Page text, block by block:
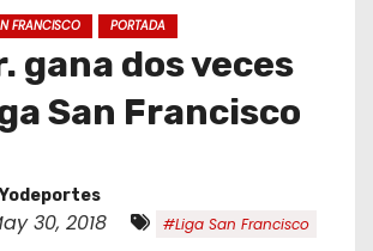
FRANCISCO PORTADA
gana dos veces
San Francisco
Yodeportes
30, 2018 #Liga San Francisco